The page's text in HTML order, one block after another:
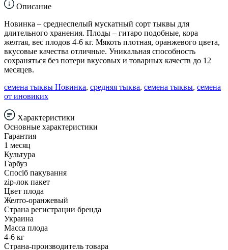
Описание
Новинка – среднеспелый мускатный сорт тыквы для
длительного хранения. Плоды – гитаро подобные, кора
желтая, вес плодов 4-6 кг. Мякоть плотная, оранжевого цвета,
вкусовые качества отличные. Уникальная способность
сохраняться без потери вкусовых и товарных качеств до 12
месяцев.
семена тыквы Новинка, средняя тыква, семена тыквы, семена
от иновиких
Характеристики
Основные характеристики
Гарантия
1 месяц
Культура
Гарбуз
Спосіб пакування
zip-лок пакет
Цвет плода
Желто-оранжевый
Страна регистрации бренда
Украина
Масса плода
4-6 кг
Страна-производитель товара